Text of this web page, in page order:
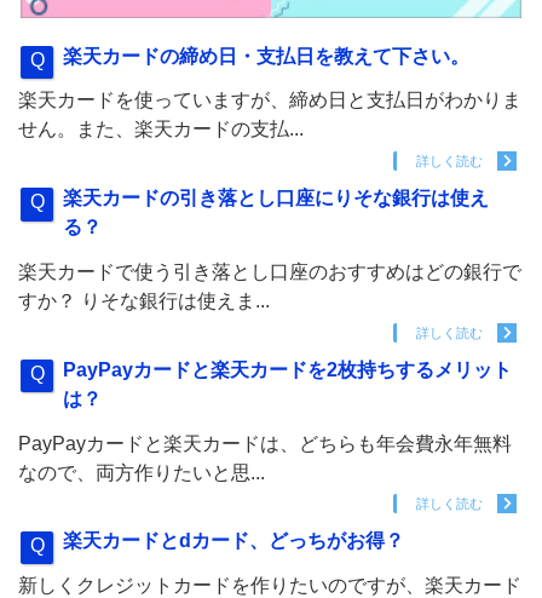
楽天カードの締め日・支払日を教えて下さい。
楽天カードを使っていますが、締め日と支払日がわかりま
せん。また、楽天カードの支払...
詳しく読む
楽天カードの引き落とし口座にりそな銀行は使え
る？
楽天カードで使う引き落とし口座のおすすめはどの銀行で
すか？ りそな銀行は使えま...
詳しく読む
PayPayカードと楽天カードを2枚持ちするメリット
は？
PayPayカードと楽天カードは、どちらも年会費永年無料
なので、両方作りたいと思...
詳しく読む
楽天カードとdカード、どっちがお得？
新しくクレジットカードを作りたいのですが、楽天カード